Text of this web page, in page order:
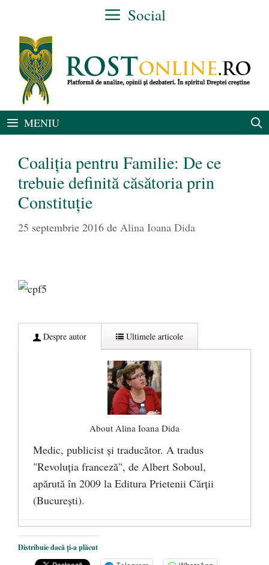
conținut
Social
MENIU
Coaliția pentru Familie: De ce
trebuie definită căsătoria prin
Constituție
25 septembrie 2016 de Alina Ioana Dida
Despre autor Ultimele articole
About Alina Ioana Dida
Medic, publicist şi traducător. A tradus
"Revoluţia franceză", de Albert Soboul,
apărută în 2009 la Editura Prietenii Cărţii
(Bucureşti).
Ceva despre pandemie
O carte despre embrionul uman, ca
Distribuie dacă ți-a plăcut